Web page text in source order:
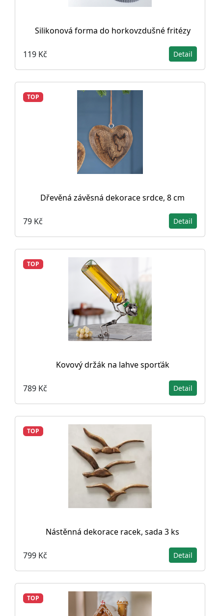
Silikonová forma do horkovzdušné fritézy
119 Kč Detail
TOP
Dřevěná závěsná dekorace srdce, 8 cm
79 Kč Detail
TOP
Kovový držák na lahve sporťák
789 Kč Detail
TOP
Nástěnná dekorace racek, sada 3 ks
799 Kč Detail
TOP